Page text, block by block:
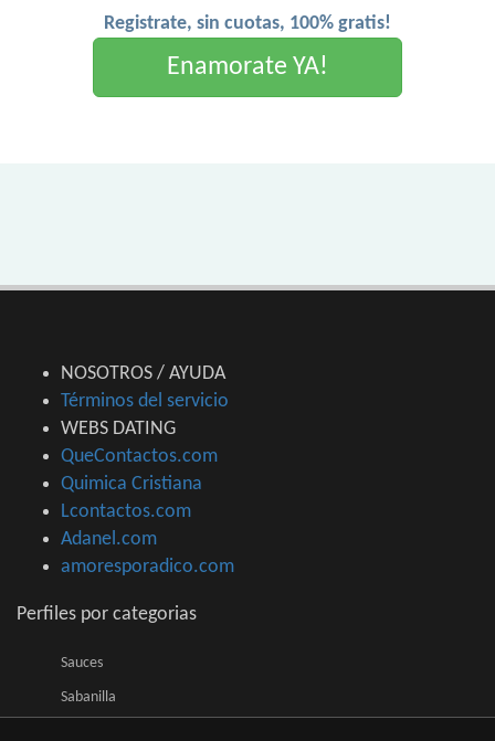
Registrate, sin cuotas, 100% gratis!
Enamorate YA!
NOSOTROS / AYUDA
Términos del servicio
WEBS DATING
QueContactos.com
Quimica Cristiana
Lcontactos.com
Adanel.com
amoresporadico.com
Perfiles por categorias
Sauces
Sabanilla